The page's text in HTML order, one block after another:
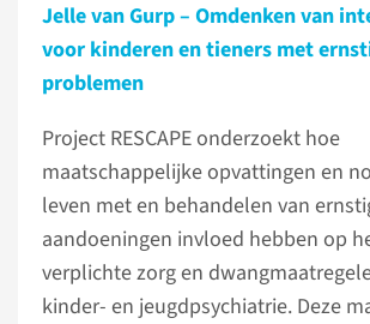
Jelle van Gurp – Omdenken van
voor kinderen en tieners met
problemen
Project RESCAPE onderzoekt hoe
maatschappelijke opvattingen en
leven met en behandelen van
aandoeningen invloed hebben op
verplichte zorg en
kinder- en jeugdpsychiatrie. Deze